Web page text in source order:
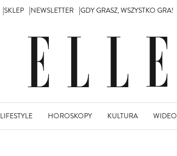
SKLEP NEWSLETTER GDY GRASZ, WSZYSTKO GRA!
LIFESTYLE HOROSKOPY KULTURA WIDEO